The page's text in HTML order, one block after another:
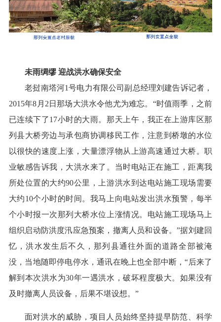
未雨绸缪 迎战洪水确保安全
老挝南塔河1号电力有限公司副总经理刘建告诉记者，
2015年8月2日那场大洪水令他尤为难忘。“时值雨季，之前
已连续下了17小时的大雨。那天上午，我正在上游库区那
列县大桥旁边与承包商协调移民工作，注意到桥墩的水位
以很快的速度上涨，大量漂浮物从上游高速通过大桥。职
业敏感告诉我，大洪水来了。当时电站正在施工，距离我
所处位置的大约90公里，上游洪水到达电站施工现场需要
大约10个小时的时间。我马上向电站发出洪水预警，每半
个小时报一次那列大桥水位上涨情况。电站施工现场马上
组织启动防洪度汛应急预案，撤离人员和设备。”据刘建回
忆，洪水发生后不久，那列县通往外面的道路全部被淹
没，当地随即停电停水，通讯在晚上也全部中断，“后来了
解到本次洪水为30年一遇洪水，破坏程度极大。如果没有
及时撤离人员设备，后果不堪设想。”
面对洪水的威胁，项目人员始终坚持提早防范、科学